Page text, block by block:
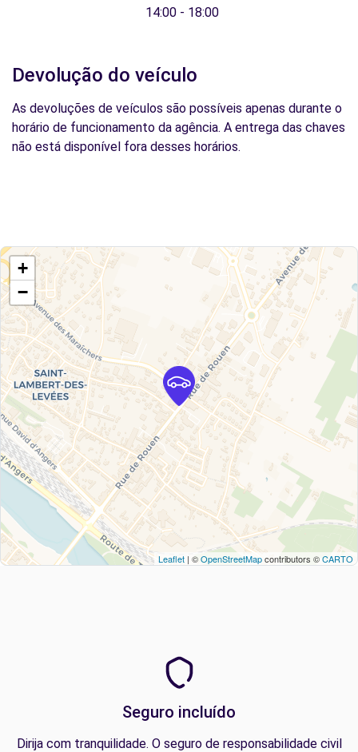
14:00 - 18:00
Devolução do veículo
As devoluções de veículos são possíveis apenas durante o
horário de funcionamento da agência. A entrega das chaves
não está disponível fora desses horários.
+
−
Leaflet | ©OpenStreetMapcontributors ©CARTO
Seguro incluído
Dirija com tranquilidade. O seguro de responsabilidade civil